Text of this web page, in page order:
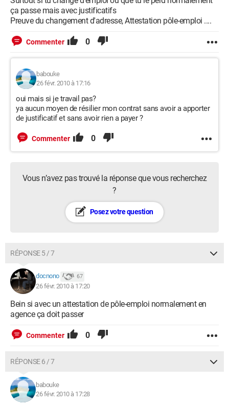
ça passe mais avec justificatifs
Preuve du changement d'adresse, Attestation pôle-emploi ....
Commenter 0
babouke
26 févr. 2010 à 17:16
oui mais si je travail pas?
ya aucun moyen de résilier mon contrat sans avoir a apporter
de justificatif et sans avoir rien a payer ?
Commenter 0
Vous n’avez pas trouvé la réponse que vous recherchez
?
Posez votre question
RÉPONSE 5 / 7
docnono 67
26 févr. 2010 à 17:20
Bein si avec un attestation de pôle-emploi normalement en
agence ça doit passer
Commenter 0
RÉPONSE 6 / 7
babouke
26 févr. 2010 à 17:28